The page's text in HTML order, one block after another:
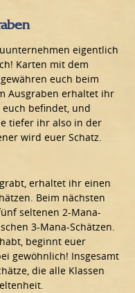
eigentlich
Karten mit dem
euch beim
Ausgraben erhaltet ihr
befindet, und
tiefer ihr also in der
wird euer Schatz.
erhaltet ihr einen
Beim nächsten
seltenen 2-Mana-
3-Mana-Schätzen.
beginnt euer
gewöhnlich! Insgesamt
die alle Klassen